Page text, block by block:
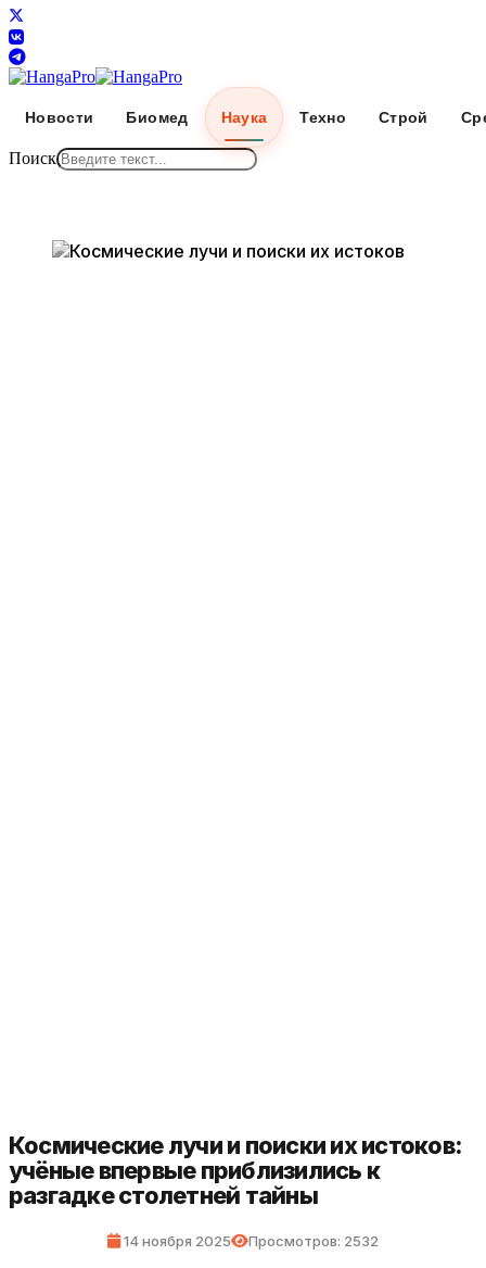
Новости Биомед Наука Техно Строй
Поиск
Космические лучи и поиски их истоков:
учёные впервые приблизились к
разгадке столетней тайны
14 ноября 2025 Просмотров: 2532